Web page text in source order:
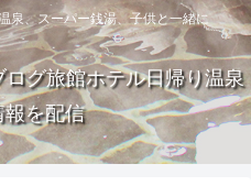
泉、スーパー銭湯、子供と一緒に
グ旅館ホテル日帰り温泉
報を配信